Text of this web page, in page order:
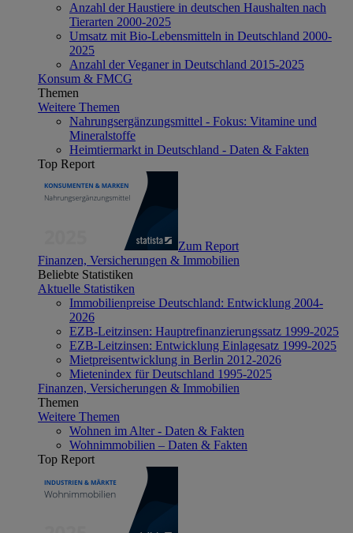
Anzahl der Haustiere in deutschen Haushalten nach
Tierarten 2000-2025
Umsatz mit Bio-Lebensmitteln in Deutschland 2000-
2025
Anzahl der Veganer in Deutschland 2015-2025
Konsum & FMCG
Themen
Weitere Themen
Nahrungsergänzungsmittel - Fokus: Vitamine und
Mineralstoffe
Heimtiermarkt in Deutschland - Daten & Fakten
Top Report
Zum Report
Finanzen, Versicherungen & Immobilien
Beliebte Statistiken
Aktuelle Statistiken
Immobilienpreise Deutschland: Entwicklung 2004-
2026
EZB-Leitzinsen: Hauptrefinanzierungssatz 1999-2025
EZB-Leitzinsen: Entwicklung Einlagesatz 1999-2025
Mietpreisentwicklung in Berlin 2012-2026
Mietenindex für Deutschland 1995-2025
Finanzen, Versicherungen & Immobilien
Themen
Weitere Themen
Wohnen im Alter - Daten & Fakten
Wohnimmobilien – Daten & Fakten
Top Report